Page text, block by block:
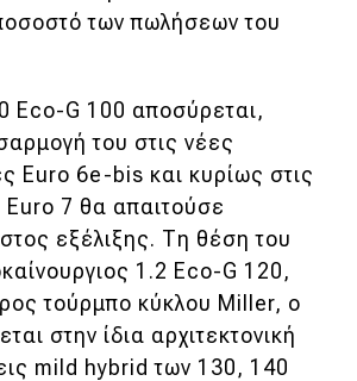
των πωλήσεων του
Eco-G 100 αποσύρεται,
του στις νέες
Euro 6e-bis και κυρίως στις
7 θα απαιτούσε
εξέλιξης. Τη θέση του
1.2 Eco-G 120,
τούρμπο κύκλου Miller, ο
στην ίδια αρχιτεκτονική
mild hybrid των 130, 140